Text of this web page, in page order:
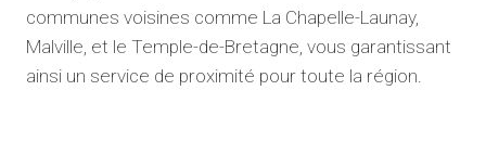
communes voisines comme La Chapelle-Launay,
Malville, et le Temple-de-Bretagne, vous garantissant
ainsi un service de proximité pour toute la région.